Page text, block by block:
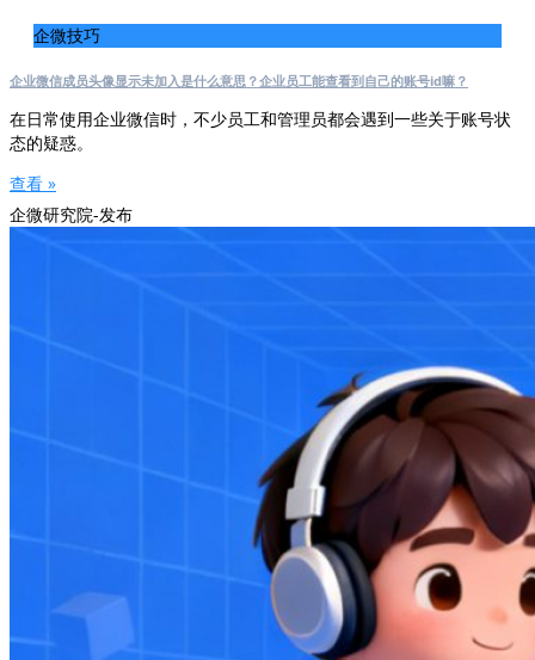
企微技巧
企业微信成员头像显示未加入是什么意思？企业员工能查看到自己的账号id嘛？
在日常使用企业微信时，不少员工和管理员都会遇到一些关于账号状
态的疑惑。
查看 »
企微研究院-发布